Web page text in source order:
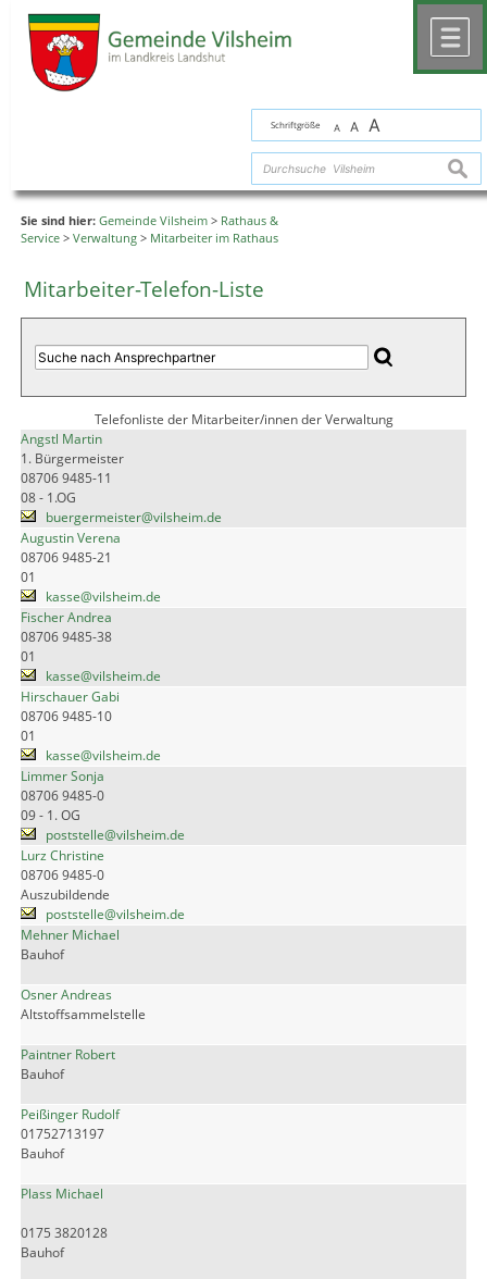
Schriftgröße A A A
Sie sind hier: Gemeinde Vilsheim > Rathaus &
Service > Verwaltung > Mitarbeiter im Rathaus
Mitarbeiter-Telefon-Liste
Telefonliste der Mitarbeiter/innen der Verwaltung
Angstl Martin
1. Bürgermeister
08706 9485-11
08 - 1.OG
buergermeister@vilsheim.de
Augustin Verena
08706 9485-21
01
kasse@vilsheim.de
Fischer Andrea
08706 9485-38
01
kasse@vilsheim.de
Hirschauer Gabi
08706 9485-10
01
kasse@vilsheim.de
Limmer Sonja
08706 9485-0
09 - 1. OG
poststelle@vilsheim.de
Lurz Christine
08706 9485-0
Auszubildende
poststelle@vilsheim.de
Mehner Michael
Bauhof
Osner Andreas
Altstoffsammelstelle
Paintner Robert
Bauhof
Peißinger Rudolf
01752713197
Bauhof
Plass Michael
0175 3820128
Bauhof